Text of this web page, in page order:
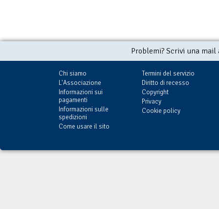
Problemi? Scrivi una
Chi siamo
L'Associazione
Informazioni sui
pagamenti
Informazioni sulle
spedizioni
Come usare il sito
Termini del servizio
Diritto di recesso
Copyright
Privacy
Cookie policy